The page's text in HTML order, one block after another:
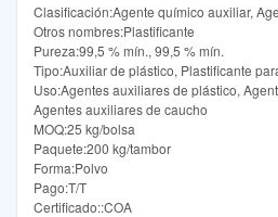
Clasificación:Agente químico auxiliar,
Otros nombres:Plastificante
Pureza:99,5 % mín., 99,5 % mín.
Tipo:Auxiliar de plástico, Plastificante
Uso:Agentes auxiliares de plástico,
Agentes auxiliares de caucho
MOQ:25 kg/bolsa
Paquete:200 kg/tambor
Forma:Polvo
Pago:T/T
Certificado::COA